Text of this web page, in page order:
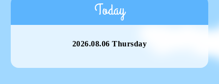
Today
2026.08.06 Thursday